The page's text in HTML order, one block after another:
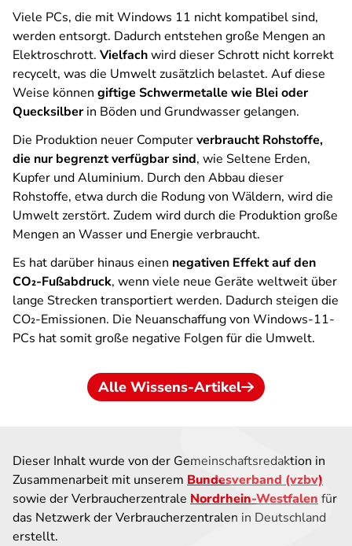
Viele PCs, die mit Windows 11 nicht kompatibel sind,
werden entsorgt. Dadurch entstehen große Mengen an
Elektroschrott. Vielfachwird dieser Schrott nicht korrekt
recycelt, was die Umwelt zusätzlich belastet. Auf diese
Weise können giftige Schwermetalle wie Blei oder
Quecksilberin Böden und Grundwasser gelangen.
Die Produktion neuer Computerverbraucht Rohstoffe,
die nur begrenzt verfügbar sind, wie Seltene Erden,
Kupfer und Aluminium. Durch den Abbau dieser
Rohstoffe, etwa durch die Rodung von Wäldern, wird die
Umwelt zerstört. Zudem wird durch die Produktion große
Mengen an Wasser und Energie verbraucht.
Es hat darüber hinaus einen negativen Effekt auf den
CO₂-Fußabdruck, wenn viele neue Geräte weltweit über
lange Strecken transportiert werden. Dadurch steigen die
CO₂-Emissionen. Die Neuanschaffung von Windows-11-
PCs hat somit große negative Folgen für die Umwelt.
Alle Wissens-Artikel
Dieser Inhalt wurde von der Gemeinschaftsredaktion in
Zusammenarbeit mit unserem Bundesverband (vzbv)
sowie der Verbraucherzentrale Nordrhein-Westfalen für
das Netzwerk der Verbraucherzentralen in Deutschland
erstellt.